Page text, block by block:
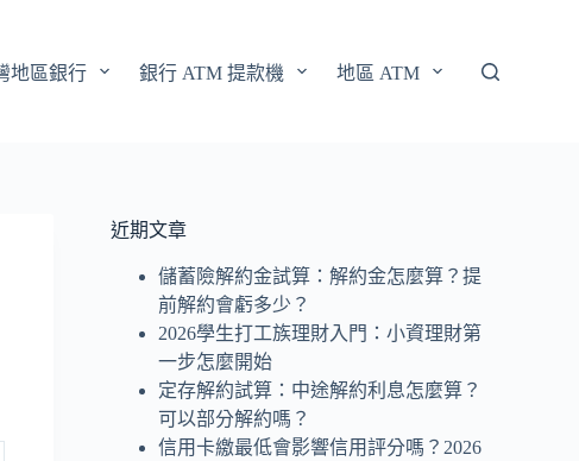
地區銀行 銀行 ATM 提款機 地區 ATM
近期文章
儲蓄險解約金試算：解約金怎麼算？提
前解約會虧多少？
2026學生打工族理財入門：小資理財第
一步怎麼開始
定存解約試算：中途解約利息怎麼算？
可以部分解約嗎？
信用卡繳最低會影響信用評分嗎？2026